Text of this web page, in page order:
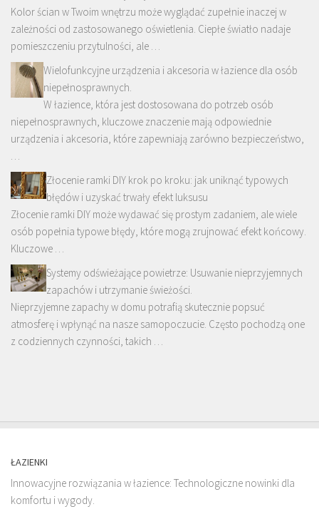
Kolor ścian w Twoim wnętrzu może wyglądać zupełnie inaczej w
zależności od zastosowanego oświetlenia. Ciepłe światło nadaje
pomieszczeniu przytulności, ale …
Wielofunkcyjne urządzenia i akcesoria w łazience dla osób
niepełnosprawnych.
W łazience, która jest dostosowana do potrzeb osób
niepełnosprawnych, kluczowe znaczenie mają odpowiednie
urządzenia i akcesoria, które zapewniają zarówno bezpieczeństwo,
…
Złocenie ramki DIY krok po kroku: jak uniknąć typowych
błędów i uzyskać trwały efekt luksusu
Złocenie ramki DIY może wydawać się prostym zadaniem, ale wiele
osób popełnia typowe błędy, które mogą zrujnować efekt końcowy.
Kluczowe …
Systemy odświeżające powietrze: Usuwanie nieprzyjemnych
zapachów i utrzymanie świeżości.
Nieprzyjemne zapachy w domu potrafią skutecznie popsuć
atmosferę i wpłynąć na nasze samopoczucie. Często pochodzą one
z codziennych czynności, takich …
ŁAZIENKI
Innowacyjne rozwiązania w łazience: Technologiczne nowinki dla
komfortu i wygody.